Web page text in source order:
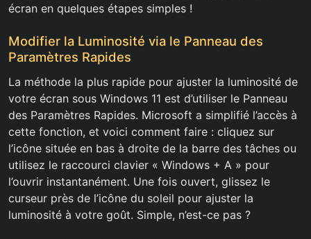
écran en quelques étapes simples !
Modifier la Luminosité via le Panneau des
Paramètres Rapides
La méthode la plus rapide pour ajuster la luminosité de
votre écran sous Windows 11 est d’utiliser le Panneau
des Paramètres Rapides. Microsoft a simplifié l’accès à
cette fonction, et voici comment faire : cliquez sur
l’icône située en bas à droite de la barre des tâches ou
utilisez le raccourci clavier « Windows + A » pour
l’ouvrir instantanément. Une fois ouvert, glissez le
curseur près de l’icône du soleil pour ajuster la
luminosité à votre goût. Simple, n’est-ce pas ?